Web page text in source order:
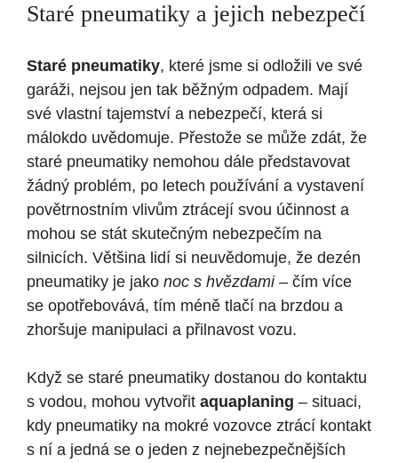
Staré pneumatiky a jejich nebezpečí
Staré pneumatiky, které jsme si odložili ve své
garáži, nejsou jen tak běžným odpadem. Mají
své vlastní tajemství a nebezpečí, která si
málokdo uvědomuje. Přestože se může zdát, že
staré pneumatiky nemohou dále představovat
žádný problém, po letech používání a vystavení
povětrnostním vlivům ztrácejí svou účinnost a
mohou se stát skutečným nebezpečím na
silnicích. Většina lidí si neuvědomuje, že dezén
pneumatiky je jako noc s hvězdami– čím více
se opotřebovává, tím méně tlačí na brzdou a
zhoršuje manipulaci a přilnavost vozu.
Když se staré pneumatiky dostanou do kontaktu
s vodou, mohou vytvořit aquaplaning – situaci,
kdy pneumatiky na mokré vozovce ztrácí kontakt
s ní a jedná se o jeden z nejnebezpečnějších